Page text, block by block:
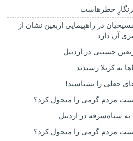
خطرهاست
در راهپیمایی اربعین نشان از
آن دارد
حسینی در اردبیل
به کربلا رسیدند
جعلی را بشناسید!
مردم گرمی را متحول کرد؟
مردم گرمی را متحول کرد؟